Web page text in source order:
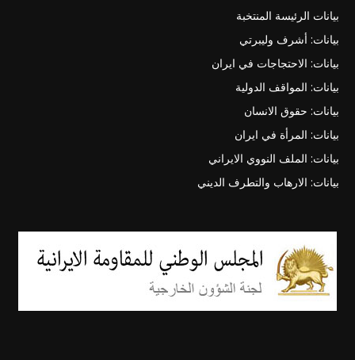
بيانات الرئيسة المنتخبة
بيانات: أشرف وليبرتي
بيانات: الاحتجاجات في ايران
بيانات: المواقف الدولية
بيانات: حقوق الانسان
بيانات: المرأة في ايران
بيانات: الملف النووي الايراني
بيانات: الارهاب والتطرف الديني